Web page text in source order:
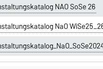
NAO SoSe 26
NaO